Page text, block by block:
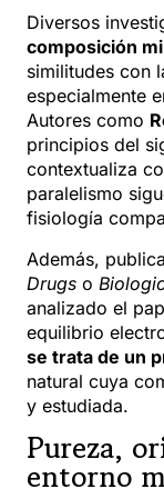
Diversos
composición
similitudes con
especialmente
Autores como
principios del
contextualiza
paralelismo
fisiología
Además,
Drugs o
analizado el
equilibrio
se trata de un
natural cuya
y estudiada.
Pureza,
entorno